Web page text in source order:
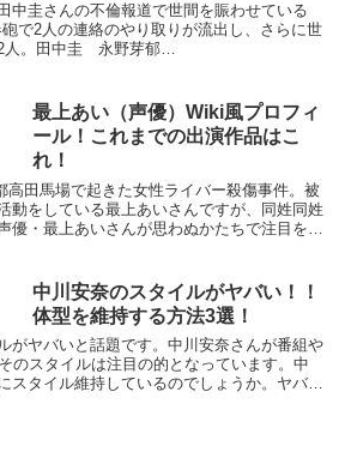
中圭さんの不倫報道で世間を賑わせている
で2人の連絡のやり取りが流出し、さらに世
人。田中圭 永野芽郁
最上あい（声優）Wiki風プロフィ
ール！これまでの出演作品はこ
れ！
高田馬場で起きた女性ライバー殺傷事件。被
動をしている最上あいさんですが、同姓同姓
優・最上あいさんが思わぬかたちで注目を集
中川安奈のスタイルがヤバい！！
体型を維持する方法3選！
がヤバいと話題です。中川安奈さんが番組や
のスタイルは注目の的となっています。中
スタイル維持しているのでしょうか。ヤバい